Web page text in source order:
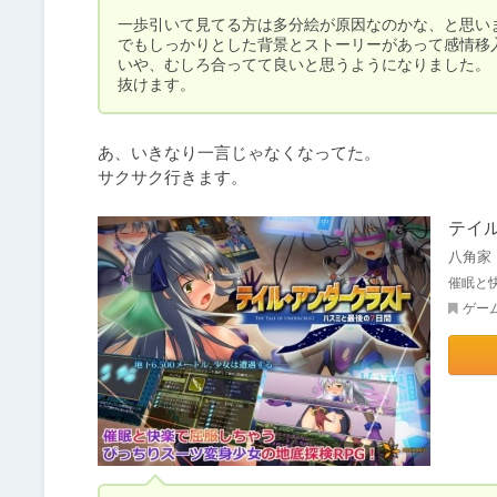
一歩引いて見てる方は多分絵が原因なのかな、と思い
でもしっかりとした背景とストーリーがあって感情
いや、むしろ合ってて良いと思うようになりました。
抜けます。
あ、いきなり一言じゃなくなってた。
サクサク行きます。
テイ
八角家
催眠と
ゲー